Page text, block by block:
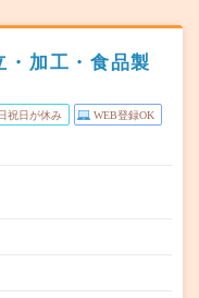
・加工・食品製
祝日が休み WEB登録OK